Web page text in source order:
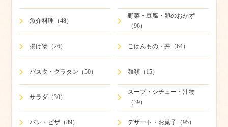
魚介料理（48）
野菜・豆腐・卵のおかず
（96）
揚げ物（26） ごはんもの・丼（64）
パスタ・グラタン（50） 麺類（15）
サラダ（30）
スープ・シチュー・汁物
（39）
パン・ピザ（89） デザート・お菓子（95）